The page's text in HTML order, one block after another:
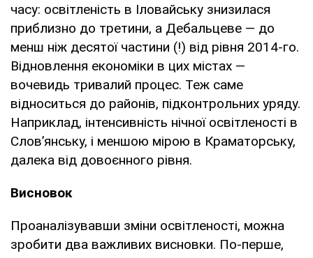
часу: освітленість в Іловайську знизилася
приблизно до третини, а Дебальцеве — до
менш ніж десятої частини (!) від рівня 2014-го.
Відновлення економіки в цих містах —
вочевидь тривалий процес. Теж саме
відноситься до районів, підконтрольних уряду.
Наприклад, інтенсивність нічної освітленості в
Слов’янську, і меншою мірою в Краматорську,
далека від довоєнного рівня.
Висновок
Проаналізувавши зміни освітленості, можна
зробити два важливих висновки. По-перше,